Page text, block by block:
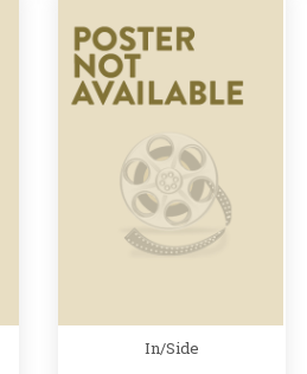
In/Side